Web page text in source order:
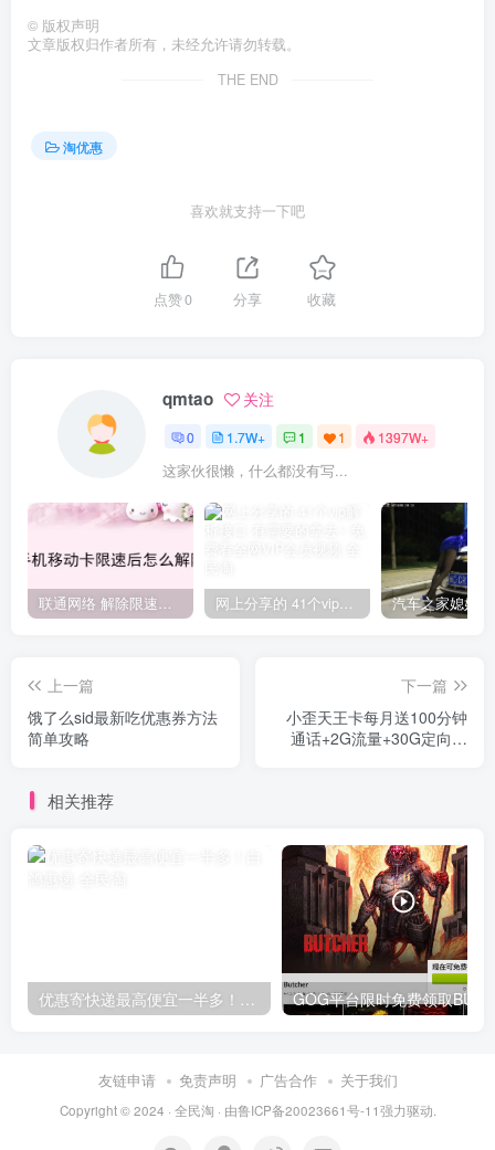
© 版权声明
文章版权归作者所有，未经允许请勿转载。
THE END
淘优惠
喜欢就支持一下吧
点赞0 分享 收藏
qmtao 关注
0 1.7W+ 1 1 1397W+
这家伙很懒，什么都没有写...
联通网络 解除限速方法参考！畅享、畅玩、老白干等及其它地区自测了 网上分享的 41个vip解析接口 有需要的拿去~ 免费看全网VIP会员视频
上一篇
饿了么sid最新吃优惠券方法
简单攻略
下一篇
小歪天王卡每月送100分钟
通话+2G流量+30G定向流
相关推荐
优惠寄快递最高便宜一半多！白鸽惠递
友链申请 免责声明 广告合作 关于我们
Copyright © 2024 · 全民淘 · 由鲁ICP备20023661号-11强力驱动.